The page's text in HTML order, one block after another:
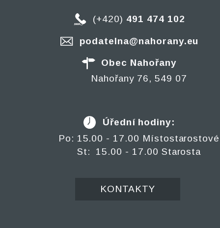
(+420) 491 474 102
podatelna@nahorany.eu
Obec Nahořany
Nahořany 76, 549 07
Úřední hodiny:
Po: 15.00 - 17.00 Místostarostové
St: 15.00 - 17.00 Starosta
KONTAKTY